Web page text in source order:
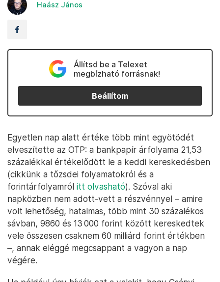
Haász János
Állítsd be a Telexet
megbízható forrásnak!
Beállítom
Egyetlen nap alatt értéke több mint egyötödét
elveszítette az OTP: a bankpapír árfolyama 21,53
százalékkal értékelődött le a keddi kereskedésben
(cikkünk a tőzsdei folyamatokról és a
forintárfolyamról itt olvasható). Szóval aki
napközben nem adott-vett a részvénnyel – amire
volt lehetőség, hatalmas, több mint 30 százalékos
sávban, 9860 és 13 000 forint között kereskedtek
vele összesen csaknem 60 milliárd forint értékben
–, annak eléggé megcsappant a vagyon a nap
végére.